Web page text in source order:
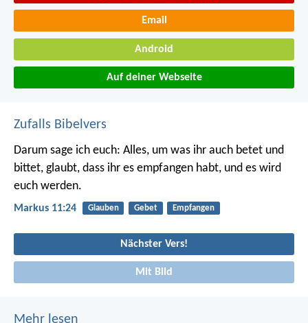
Email
Android
Auf deiner Webseite
Zufalls Bibelvers
Darum sage ich euch: Alles, um was ihr auch betet und
bittet, glaubt, dass ihr es empfangen habt, und es wird
euch werden.
Markus 11:24 Glauben Gebet Empfangen
Nächster Vers!
Mit Bild
Mehr lesen